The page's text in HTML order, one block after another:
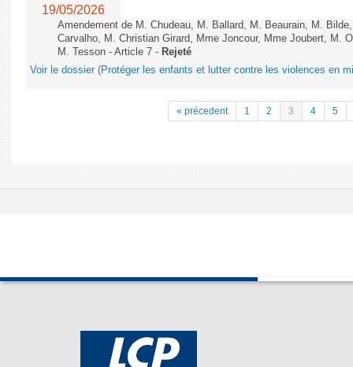
19/05/2026
Amendement de M. Chudeau, M. Ballard, M. Beaurain, M.
Carvalho, M. Christian Girard, Mme Joncour, Mme Joubert, M.
M. Tesson - Article 7 - Rejeté
Voir le dossier (Protéger les enfants et lutter contre les violences en
« précedent 1 2 3 4 5